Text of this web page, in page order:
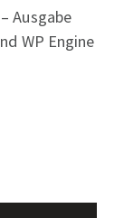
Ausgabe
WP Engine